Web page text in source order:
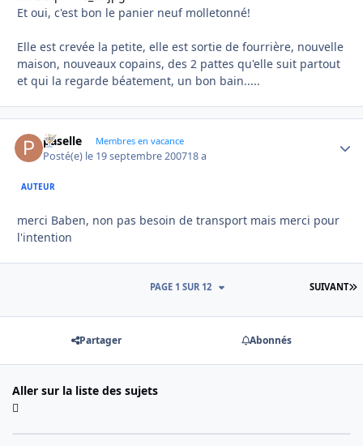
Et oui, c'est bon le panier neuf molletonné!
Elle est crevée la petite, elle est sortie de fourrière, nouvelle
maison, nouveaux copains, des 2 pattes qu'elle suit partout
et qui la regarde béatement, un bon bain.....
paselle Membres en vacance
Posté(e) le 19 septembre 200718 a
AUTEUR
merci Baben, non pas besoin de transport mais merci pour
l'intention
SUIVANT
PAGE 1 SUR 12
Partager Abonnés
Aller sur la liste des sujets